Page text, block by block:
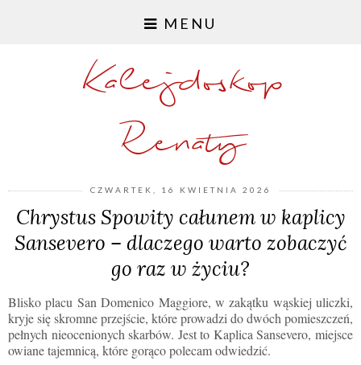
MENU
Kalejdoskop
Renaty
CZWARTEK, 16 KWIETNIA 2026
Chrystus Spowity całunem w kaplicy
Sansevero – dlaczego warto zobaczyć
go raz w życiu?
Blisko placu San Domenico Maggiore, w zakątku wąskiej uliczki,
kryje się skromne przejście, które prowadzi do dwóch pomieszczeń,
pełnych nieocenionych skarbów. Jest to Kaplica Sansevero, miejsce
owiane tajemnicą, które gorąco polecam odwiedzić.